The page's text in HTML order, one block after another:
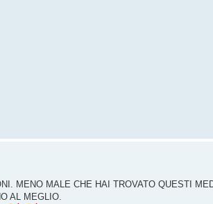
MENO MALE CHE HAI TROVATO QUESTI
AL MEGLIO.